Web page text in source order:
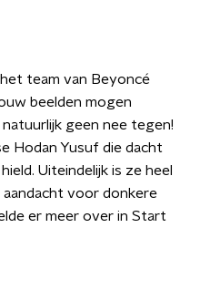
team van Beyoncé
beelden mogen
geen nee tegen!
Hodan Yusuf die dacht
Uiteindelijk is ze heel
voor donkere
er meer over in Start